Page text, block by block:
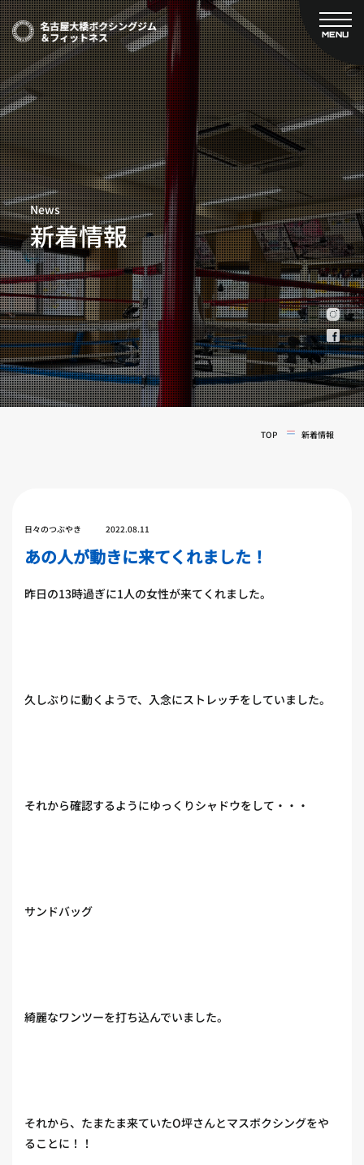
MENU
CLOSE
TOP
新着情報
ご予約
プライベートコース予約
レンタルスタジオ予約
名古屋大橋ボクシングジムについて
大橋弘政プロフィール
スタッフ紹介
料金案内
設備紹介
アクセス
営業時間
トレーナー募集
スポンサー募集
大会チケット購入
キャンペーン
実戦コース
料金システム
フィットネスコース
News
新着情報
TOP 新着情報
日々のつぶやき 2022.08.11
あの人が動きに来てくれました！
昨日の13時過ぎに1人の女性が来てくれました。
久しぶりに動くようで、入念にストレッチをしていました。
それから確認するようにゆっくりシャドウをして・・・
サンドバッグ
綺麗なワンツーを打ち込んでいました。
それから、たまたま来ていたO坪さんとマスボクシングをや
ることに！！